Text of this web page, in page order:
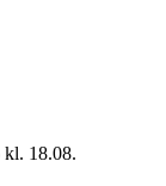
kl. 18.08.